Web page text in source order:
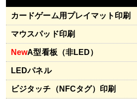
カードゲーム用プレイマット印刷
マウスパッド印刷
NewA型看板（非LED）
LEDパネル
ビジタッチ（NFCタグ）印刷